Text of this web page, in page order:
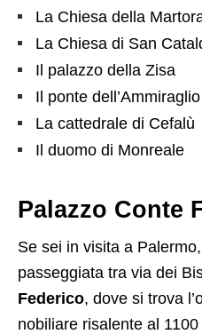
La Chiesa della
La Chiesa di San
Il palazzo della Zisa
Il ponte dell’Ammiraglio
La cattedrale di Cefalù
Il duomo di Monreale
Palazzo Conte
Se sei in visita a
passeggiata tra via dei
Federico, dove si trova
nobiliare risalente al